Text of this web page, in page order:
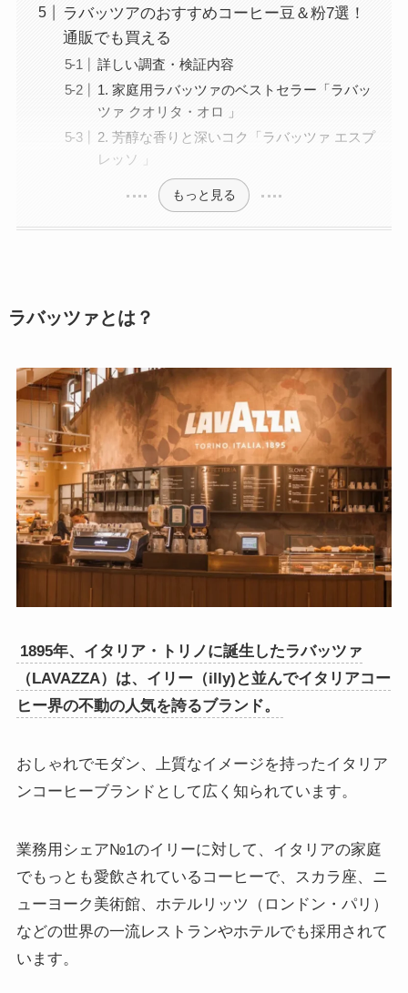
ラバッツアのおすすめコーヒー豆＆粉7選！
通販でも買える
詳しい調査・検証内容
1. 家庭用ラバッツァのベストセラー「ラバッ
ツァ クオリタ・オロ 」
2. 芳醇な香りと深いコク「ラバッツァ エスプ
レッソ 」
もっと見る
ラバッツァとは？
1895年、イタリア・トリノに誕生したラバッツァ
（LAVAZZA）は、イリー（illy)と並んでイタリアコー
ヒー界の不動の人気を誇るブランド。
おしゃれでモダン、上質なイメージを持ったイタリア
ンコーヒーブランドとして広く知られています。
業務用シェア№1のイリーに対して、イタリアの家庭
でもっとも愛飲されているコーヒーで、スカラ座、ニ
ューヨーク美術館、ホテルリッツ（ロンドン・パリ）
などの世界の一流レストランやホテルでも採用されて
います。